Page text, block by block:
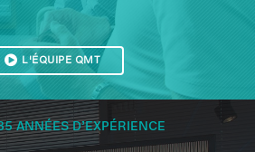
L'ÉQUIPE QMT
ANNÉES D’EXPÉRIENCE